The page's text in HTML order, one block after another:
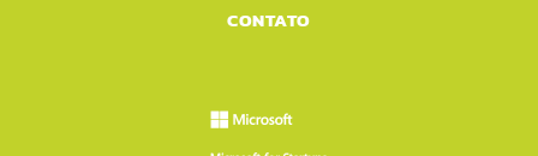
CONTATO